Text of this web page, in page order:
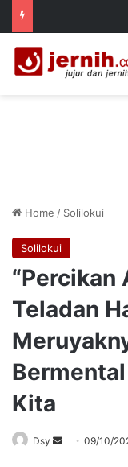
Home / Solilokui
Solilokui
“Percikan
Teladan
Kita
Dsy
Send09/10/